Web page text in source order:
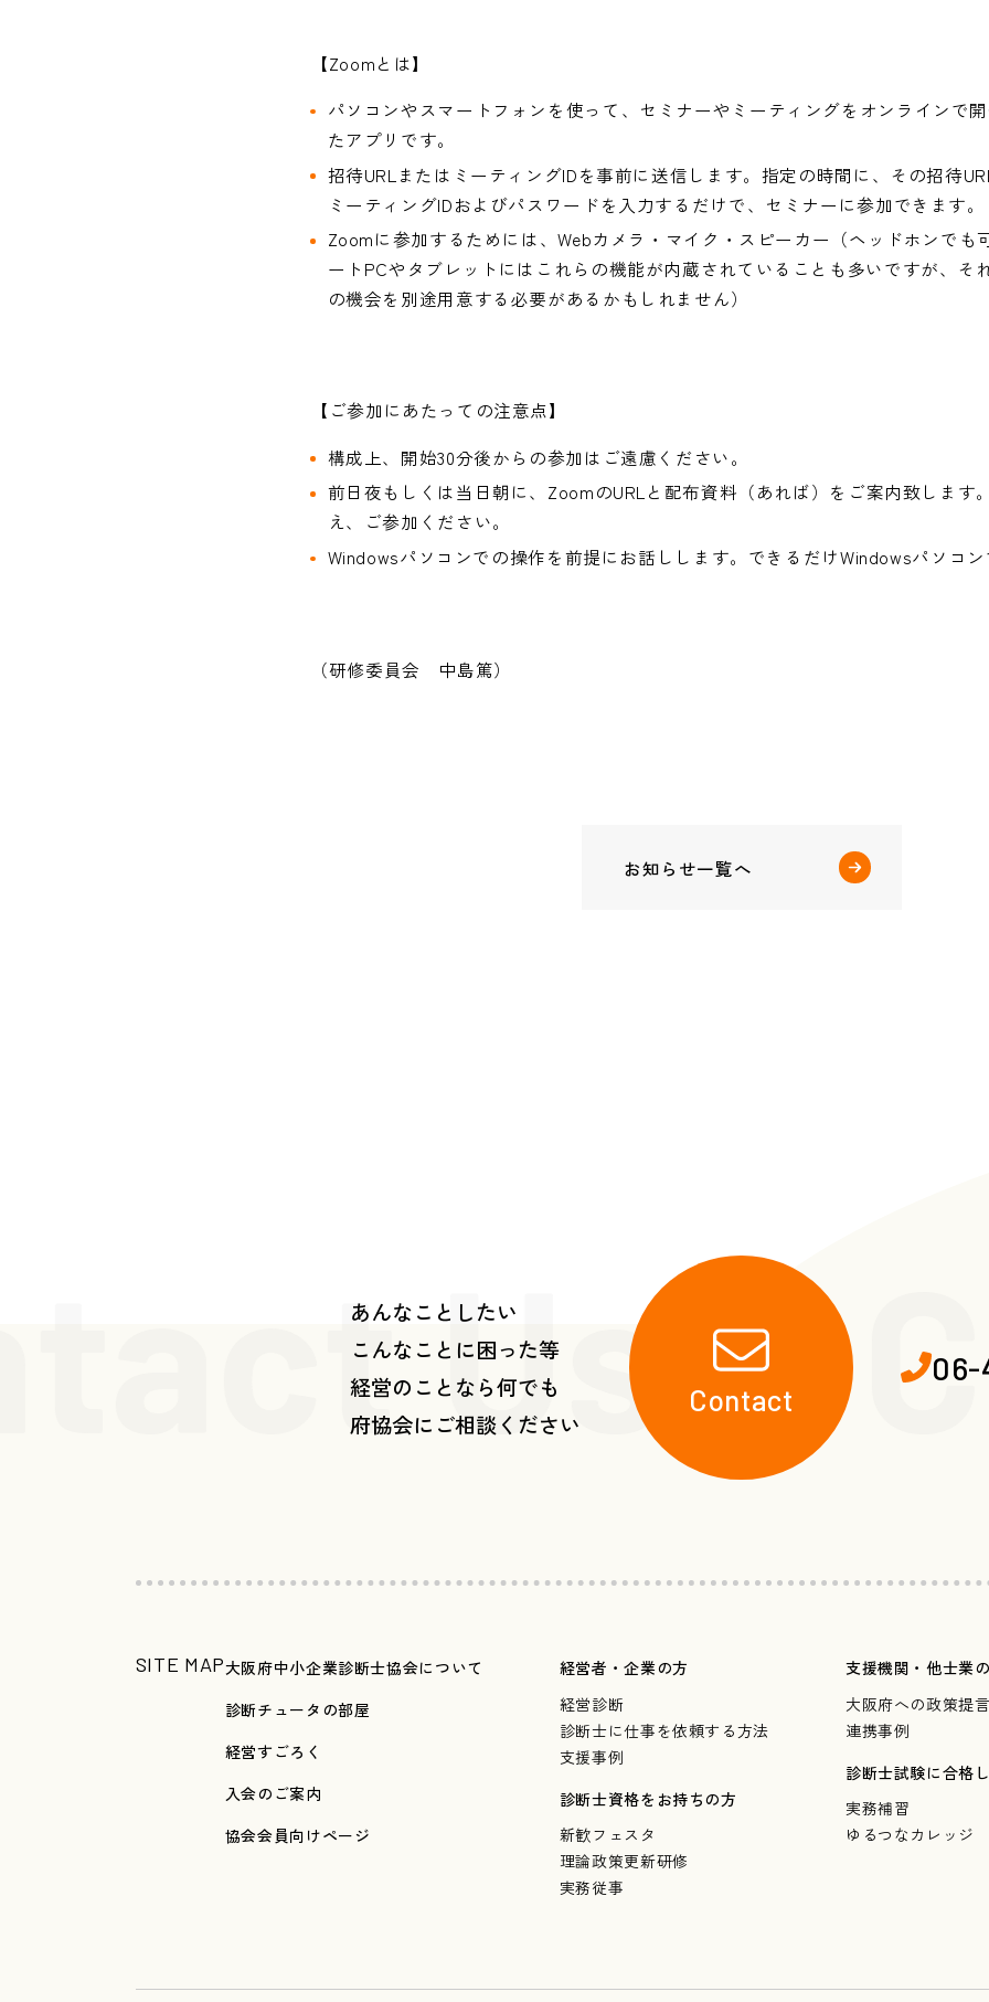
【Zoomとは】
パソコンやスマートフォンを使って、セミナーやミーティングをオンラインで
たアプリです。
招待URLまたはミーティングIDを事前に送信します。指定の時間に、その招待
ミーティングIDおよびパスワードを入力するだけで、セミナーに参加できます。
Zoomに参加するためには、Webカメラ・マイク・スピーカー（ヘッドホンでも
ートPCやタブレットにはこれらの機能が内蔵されていることも多いですが、そ
の機会を別途用意する必要があるかもしれません）
【ご参加にあたっての注意点】
構成上、開始30分後からの参加はご遠慮ください。
前日夜もしくは当日朝に、ZoomのURLと配布資料（あれば）をご案内致します
え、ご参加ください。
Windowsパソコンでの操作を前提にお話しします。できるだけWindowsパソコン
（研修委員会 中島篤）
お知らせ一覧へ
Us・
あんなことしたい
こんなことに困った等
経営のことなら何でも
府協会にご相談ください
Contact
06-
SITE MAP大阪府中小企業診断士協会について
診断チュータの部屋
経営すごろく
入会のご案内
協会会員向けページ
経営者・企業の方
経営診断
診断士に仕事を依頼する方法
支援事例
診断士資格をお持ちの方
新歓フェスタ
理論政策更新研修
実務従事
支援機関・他士業
大阪府への政策提言
連携事例
診断士試験に合格
実務補習
ゆるつなカレッジ